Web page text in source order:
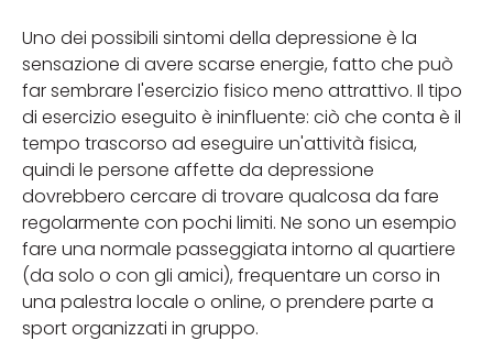
Uno dei possibili sintomi della depressione è la
sensazione di avere scarse energie, fatto che può
far sembrare l'esercizio fisico meno attrattivo. Il tipo
di esercizio eseguito è ininfluente: ciò che conta è il
tempo trascorso ad eseguire un'attività fisica,
quindi le persone affette da depressione
dovrebbero cercare di trovare qualcosa da fare
regolarmente con pochi limiti. Ne sono un esempio
fare una normale passeggiata intorno al quartiere
(da solo o con gli amici), frequentare un corso in
una palestra locale o online, o prendere parte a
sport organizzati in gruppo.